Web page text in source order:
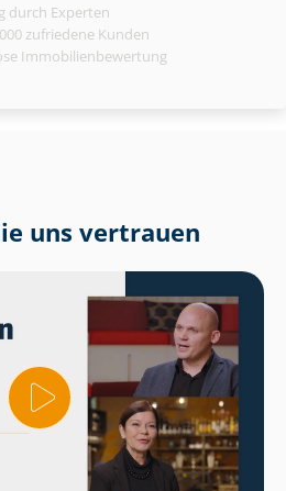
durch Experten
zufriedene Kunden
Immobilienbewertung
uns vertrauen